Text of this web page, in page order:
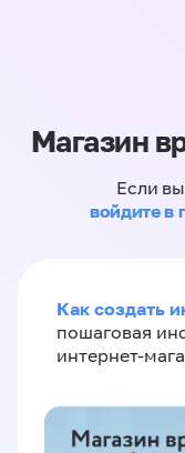
Магазин
Если
войдите в
Как создать
пошаговая
интернет-